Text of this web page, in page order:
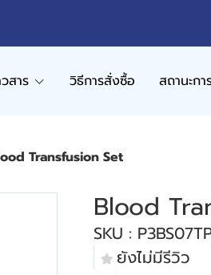
สาร วิธีการสั่งซื้อ สถานะก
Transfusion Set
Blood
SKU :
ยังไม่มีรีวิว